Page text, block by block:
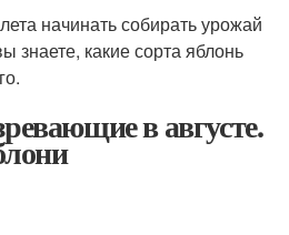
начинать собирать урожай
знаете, какие сорта яблонь
в августе.